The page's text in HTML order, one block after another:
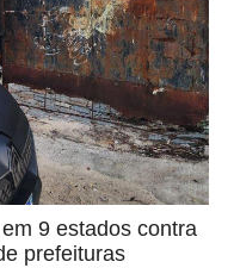
9 estados contra
prefeituras